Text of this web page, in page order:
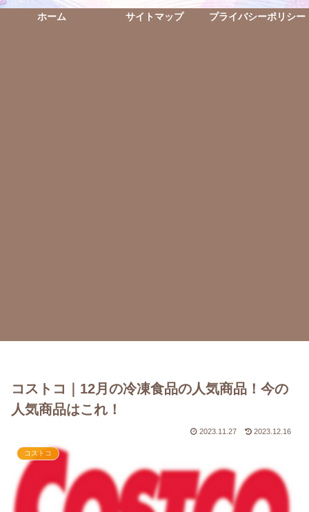
ホーム サイトマップ プライバシーポリシー
コストコ｜12月の冷凍食品の人気商品！今の
人気商品はこれ！
2023.11.27 2023.12.16
コストコ